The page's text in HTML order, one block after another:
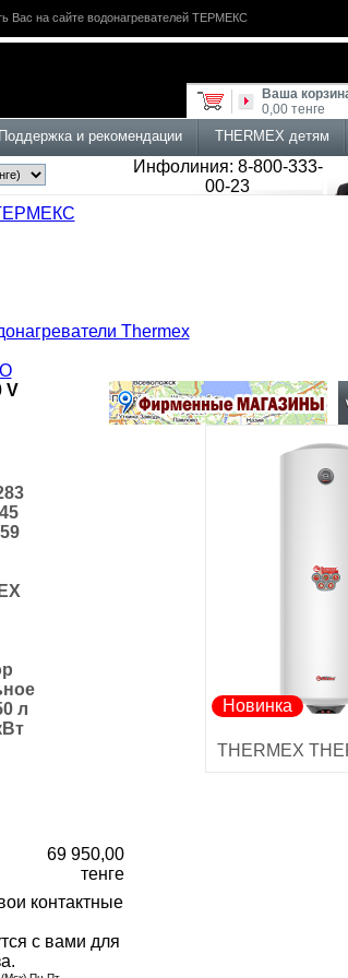
Вас на сайте водонагревателей ТЕРМЕКС
Ваша
0,00 тенге
Поддержка и рекомендации THERMEX детям
Инфолиния: 8-800-333-
00-23
Thermex
V
л
69 950,00
тенге
контактные
с вами для
Новинка
THERMEX